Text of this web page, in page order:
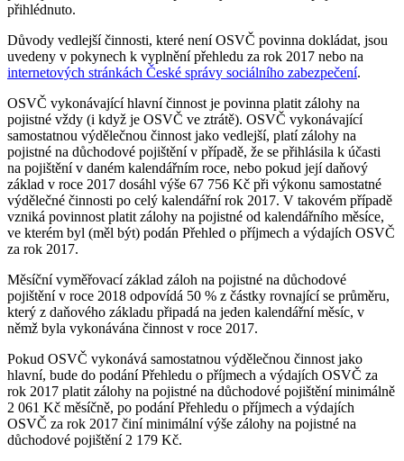
přihlédnuto.
Důvody vedlejší činnosti, které není OSVČ povinna dokládat, jsou
uvedeny v pokynech k vyplnění přehledu za rok 2017 nebo na
internetových stránkách České správy sociálního zabezpečení.
OSVČ vykonávající hlavní činnost je povinna platit zálohy na
pojistné vždy (i když je OSVČ ve ztrátě). OSVČ vykonávající
samostatnou výdělečnou činnost jako vedlejší, platí zálohy na
pojistné na důchodové pojištění v případě, že se přihlásila k účasti
na pojištění v daném kalendářním roce, nebo pokud její daňový
základ v roce 2017 dosáhl výše 67 756 Kč při výkonu samostatné
výdělečné činnosti po celý kalendářní rok 2017. V takovém případě
vzniká povinnost platit zálohy na pojistné od kalendářního měsíce,
ve kterém byl (měl být) podán Přehled o příjmech a výdajích OSVČ
za rok 2017.
Měsíční vyměřovací základ záloh na pojistné na důchodové
pojištění v roce 2018 odpovídá 50 % z částky rovnající se průměru,
který z daňového základu připadá na jeden kalendářní měsíc, v
němž byla vykonávána činnost v roce 2017.
Pokud OSVČ vykonává samostatnou výdělečnou činnost jako
hlavní, bude do podání Přehledu o příjmech a výdajích OSVČ za
rok 2017 platit zálohy na pojistné na důchodové pojištění minimálně
2 061 Kč měsíčně, po podání Přehledu o příjmech a výdajích
OSVČ za rok 2017 činí minimální výše zálohy na pojistné na
důchodové pojištění 2 179 Kč.